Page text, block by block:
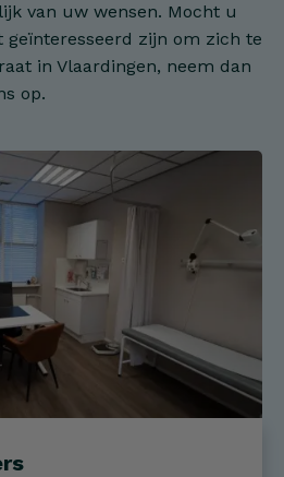
van uw wensen. Mocht u
geïnteresseerd zijn om zich te
in Vlaardingen, neem dan
op.